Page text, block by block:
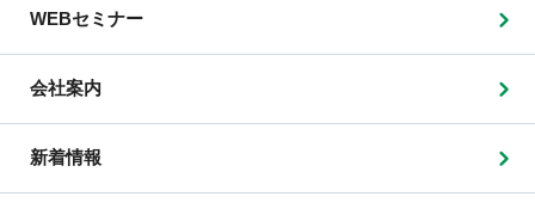
WEBセミナー
会社案内
新着情報